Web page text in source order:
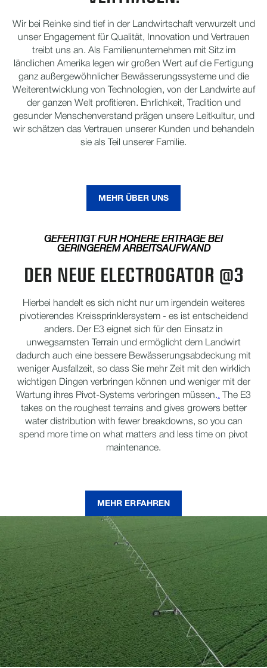
Wir bei Reinke sind tief in der Landwirtschaft verwurzelt und
unser Engagement für Qualität, Innovation und Vertrauen
treibt uns an. Als Familienunternehmen mit Sitz im
ländlichen Amerika legen wir großen Wert auf die Fertigung
ganz außergewöhnlicher Bewässerungssysteme und die
Weiterentwicklung von Technologien, von der Landwirte auf
der ganzen Welt profitieren. Ehrlichkeit, Tradition und
gesunder Menschenverstand prägen unsere Leitkultur, und
wir schätzen das Vertrauen unserer Kunden und behandeln
sie als Teil unserer Familie.
MEHR ÜBER UNS
GEFERTIGT FÜR HÖHERE ERTRÄGE BEI
GERINGEREM ARBEITSAUFWAND
DER NEUE ELECTROGATOR @3
Hierbei handelt es sich nicht nur um irgendein weiteres
pivotierendes Kreissprinklersystem - es ist entscheidend
anders. Der E3 eignet sich für den Einsatz in
unwegsamsten Terrain und ermöglicht dem Landwirt
dadurch auch eine bessere Bewässerungsabdeckung mit
weniger Ausfallzeit, so dass Sie mehr Zeit mit den wirklich
wichtigen Dingen verbringen können und weniger mit der
Wartung ihres Pivot-Systems verbringen müssen.. The E3
takes on the roughest terrains and gives growers better
water distribution with fewer breakdowns, so you can
spend more time on what matters and less time on pivot
maintenance.
MEHR ERFAHREN